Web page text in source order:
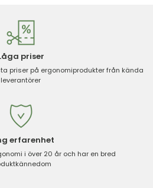
priser
priser på ergonomiprodukter från kända
leverantörer
erfarenhet
i över 20 år och har en bred